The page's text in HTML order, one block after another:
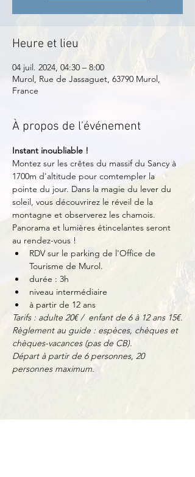
Heure et lieu
04 juil. 2024, 04:30 – 8:00
Murol, Rue de Jassaguet, 63790 Murol,
France
À propos de l'événement
Instant inoubliable !
Montez sur les crêtes du massif du Sancy à
1700m d'altitude pour comtempler la
pointe du jour. Dans la magie du lever du
soleil, vous découvrirez le réveil de la
montagne et observerez les chamois.
Panorama et lumières étincelantes seront
au rendez-vous !
RDV sur le parking de l'Office de
Tourisme de Murol.
durée : 3h
niveau intermédiaire
à partir de 12 ans
Tarifs : adulte 20€ /  enfant de 6 à 12 ans 15€.
Règlement au guide : espèces, chèques et
chèques-vacances (pas de CB).
Départ à partir de 6 personnes, 20
personnes maximum.